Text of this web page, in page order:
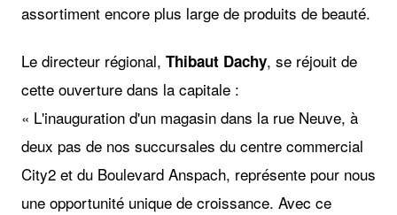
assortiment encore plus large de produits de beauté.
Le directeur régional, Thibaut Dachy, se réjouit de
cette ouverture dans la capitale :
« L'inauguration d'un magasin dans la rue Neuve, à
deux pas de nos succursales du centre commercial
City2 et du Boulevard Anspach, représente pour nous
une opportunité unique de croissance. Avec ce